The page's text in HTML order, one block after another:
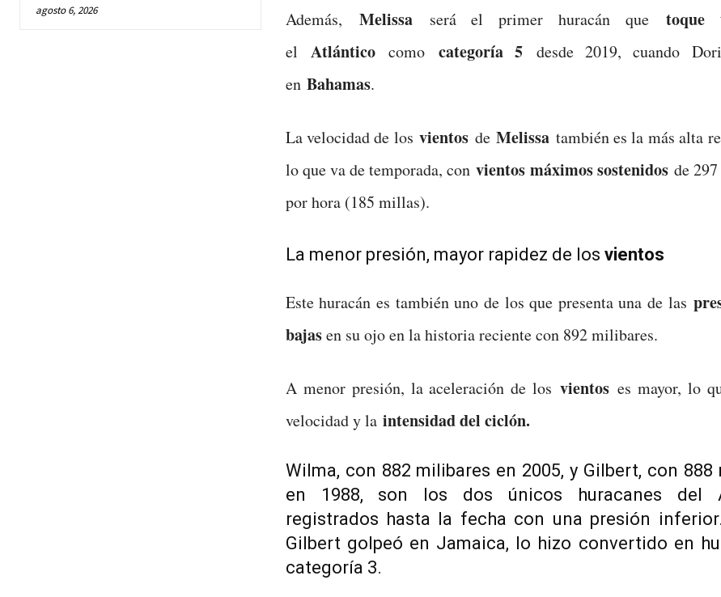
agosto 6, 2026 Además, Melissaserá el primer huracán quetoque
elAtlántico como categoría 5 desde 2019, cuando
en Bahamas.
La velocidad de losvientos deMelissa también es la más alta
lo que va de temporada, convientos máximos sostenidosde 297
por hora (185 millas).
La menor presión, mayor rapidez de los vientos
Este huracán es también uno de los que presenta una de las
bajasen su ojo en la historia reciente con 892 milibares.
A menor presión, la aceleración de losvientos es mayor, lo
velocidad y la intensidad del ciclón.
Wilma, con 882 milibares en 2005, y Gilbert, con 888
en 1988, son los dos únicos huracanes del
registrados hasta la fecha con una presión
Gilbert golpeó en Jamaica, lo hizo convertido en
categoría 3.